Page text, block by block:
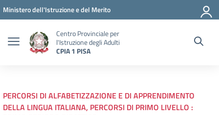
Vai ai contenuti
Vai al menu di navigazione
Vai al footer
Ministero dell'Istruzione e del Merito
Centro Provinciale per
l'Istruzione degli Adulti
CPIA 1 PISA
PERCORSI DI ALFABETIZZAZIONE E DI APPRENDIMENTO
DELLA LINGUA ITALIANA, PERCORSI DI PRIMO LIVELLO :